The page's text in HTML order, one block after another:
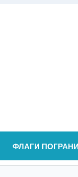
ФЛАГИ